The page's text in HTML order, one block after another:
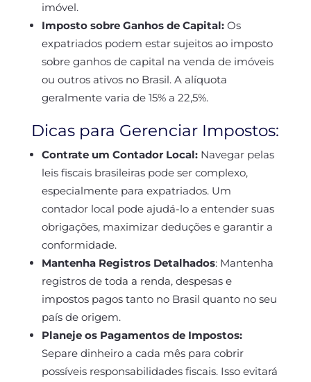
imóvel.
Imposto sobre Ganhos de Capital:Os
expatriados podem estar sujeitos ao imposto
sobre ganhos de capital na venda de imóveis
ou outros ativos no Brasil. A alíquota
geralmente varia de 15% a 22,5%.
Dicas para Gerenciar Impostos:
Contrate um Contador Local:Navegar pelas
leis fiscais brasileiras pode ser complexo,
especialmente para expatriados. Um
contador local pode ajudá-lo a entender suas
obrigações, maximizar deduções e garantir a
conformidade.
Mantenha Registros Detalhados: Mantenha
registros de toda a renda, despesas e
impostos pagos tanto no Brasil quanto no seu
país de origem.
Planeje os Pagamentos de Impostos:
Separe dinheiro a cada mês para cobrir
possíveis responsabilidades fiscais. Isso evitará